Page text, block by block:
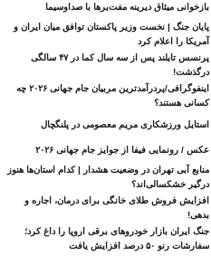
بازخوانی میثاق دیرینه مفت‌برها با صداوسیما
پایان جنگ | نخست وزیر پاکستان توافق میان ایران و
آمریکا را اعلام کرد
پرنسس تایلند پس از سه سال کما در ۴۷ سالگی
درگذشت!
اینفوگرافی/پردرآمدترین مربیان جام جهانی ۲۰۲۶ چه
کسانی هستند؟
استایل ورزشکاری مریم معصومی در پلنگچال
عکس / رونمایی فیفا از جوایز جام جهانی ۲۰۲۶
منابع آبی تهران در وضعیت هشدار | کدام استان‌ها هنوز
درگیر خشکسالی‌اند؟
افزایش فروش طلای خانگی برای درمان، اجاره و
بدهی!
جنگ ایران بازار خودروهای برقی اروپا را داغ کرد؛
سفارشات رنو ۵۰ درصد افزایش یافت